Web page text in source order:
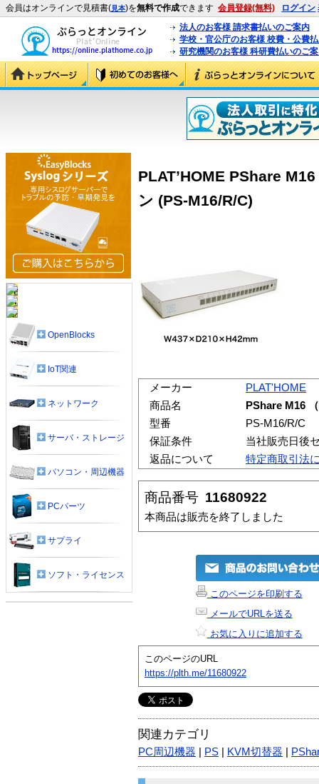
会員はオンラインで見積書(見本)を無料で作成できます 会員登録(無料) ログイン
法人のお客様 請求書払いのご案内
学校・官公庁のお客様 校費・公費
研究機関のお客様 科研費払いのご
PLAT’HOME PShare
ン (PS-M16/R/C)
メーカー
PLAT'HOME
商品名
PShare M16
型番
PS-M16/R/C
保証条件
当社販売日後
返品について
特定商取引法
商品番号 11680922
本商品は販売を終了しました
このページを印刷する
メールでURLを送る
お気に入りに追加する
このページのURL
https://plth.me/11680922
関連カテゴリ
PC周辺機器 PS KVM切替器
OpenBlocks
IoT関連
ネットワーク
サーバ・ストレージ
パソコン・周辺機器
PCパーツ
サプライ
ソフト・ライセンス